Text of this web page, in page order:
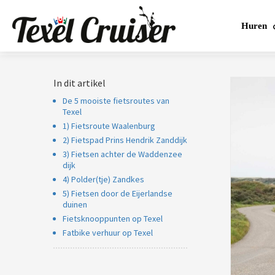
Huren
In dit artikel
De 5 mooiste fietsroutes van
Texel
1) Fietsroute Waalenburg
2) Fietspad Prins Hendrik Zanddijk
3) Fietsen achter de Waddenzee
dijk
4) Polder(tje) Zandkes
5) Fietsen door de Eijerlandse
duinen
Fietsknooppunten op Texel
Fatbike verhuur op Texel
te
over
gebruikt
bezoekers te
relevante
tonen
op het